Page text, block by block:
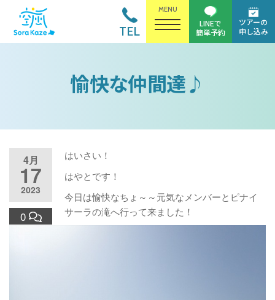
MENU
TEL
ツアーの
申し込み
LINEで
簡単予約
愉快な仲間達♪
4月
17
2023
0
はいさい！
はやとです！
今日は愉快なちょ～～元気なメンバーとピナイ
サーラの滝へ行って来ました！